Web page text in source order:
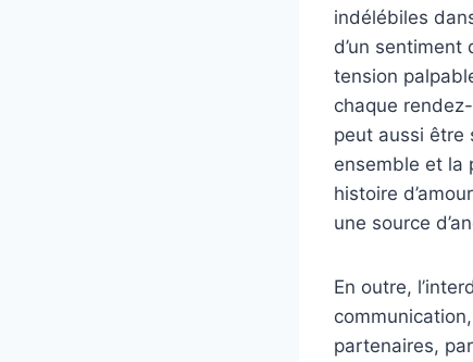
indélébiles
d’un
tension
chaque
peut aussi être
ensemble et la
histoire
une source
En outre,
partenaires,